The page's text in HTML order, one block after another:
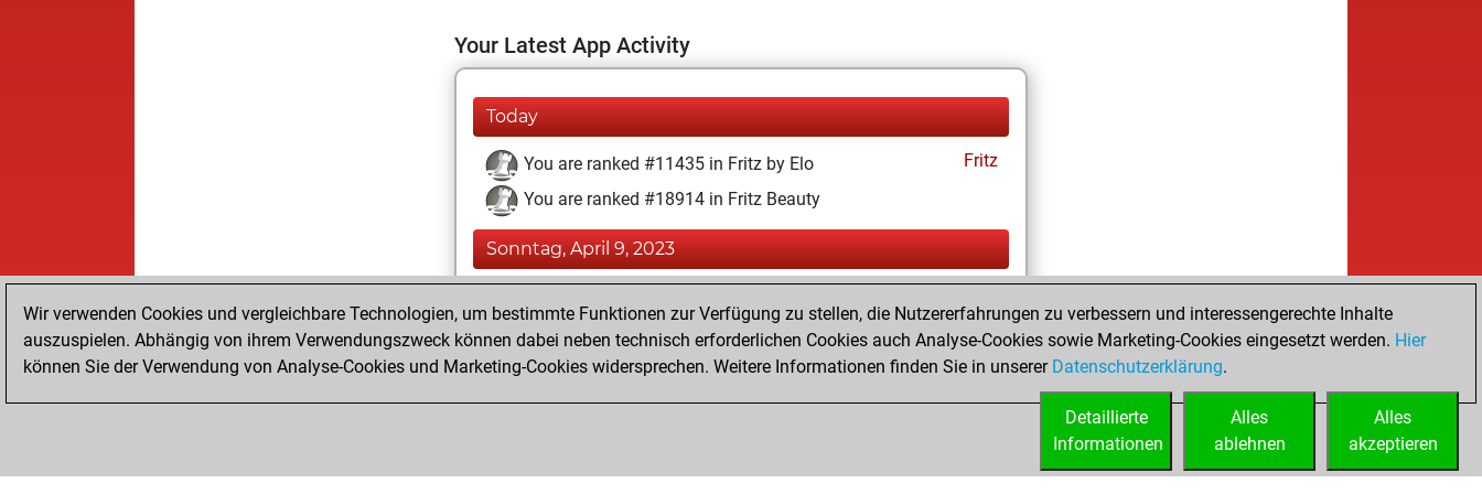
Your Latest App Activity
Today
You are ranked #11435 in Fritz by Elo
Fritz
You are ranked #18914 in Fritz Beauty
Sonntag, April 9, 2023
You achieved a new Elo of 1593
You created your Fritz account
Wir verwenden Cookies und vergleichbare Technologien, um bestimmte Funktionen zur Verfügung zu stellen, die Nutzererfahrungen zu verbessern und interessengerechte Inhalte
auszuspielen. Abhängig von ihrem Verwendungszweck können dabei neben technisch erforderlichen Cookies auch Analyse-Cookies sowie Marketing-Cookies eingesetzt werden. Hier
können Sie der Verwendung von Analyse-Cookies und Marketing-Cookies widersprechen. Weitere Informationen finden Sie in unserer Datenschutzerklärung.
Alles
akzeptieren
Alles
ablehnen
Detaillierte
Informationen